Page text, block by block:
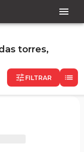
torres,
FILTRAR